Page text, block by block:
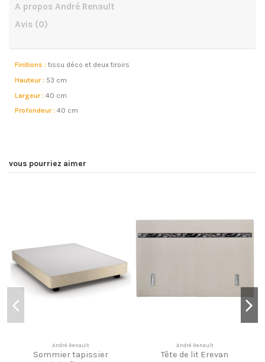
A propos André Renault
Avis (0)
Finitions : tissu déco et deux tiroirs
Hauteur : 53 cm
Largeur : 40 cm
Profondeur : 40 cm
vous pourriez aimer
André Renault
Sommier tapissier
André Renault
Tête de lit Erevan